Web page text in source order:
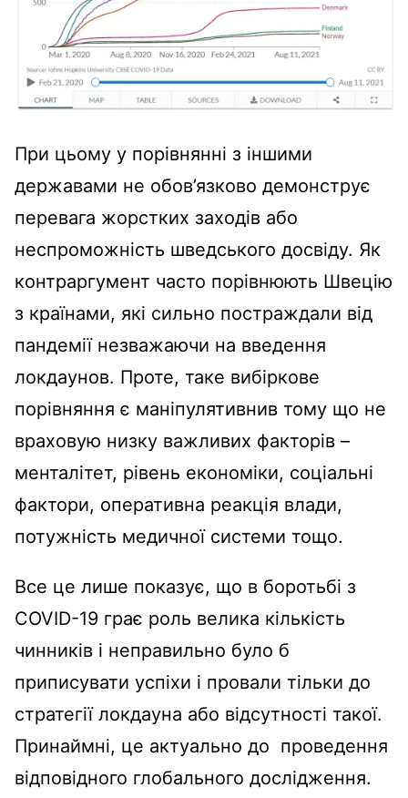
При цьому у порівнянні з іншими
державами не обов’язково демонструє
перевага жорстких заходів або
неспроможність шведського досвіду. Як
контраргумент часто порівнюють Швецію
з країнами, які сильно постраждали від
пандемії незважаючи на введення
локдаунов. Проте, таке вибіркове
порівняння є маніпулятивнив тому що не
враховую низку важливих факторів –
менталітет, рівень економіки, соціальні
фактори, оперативна реакція влади,
потужність медичної системи тощо.
Все це лише показує, що в боротьбі з
COVID-19 грає роль велика кількість
чинників і неправильно було б
приписувати успіхи і провали тільки до
стратегії локдауна або відсутності такої.
Принаймні, це актуально до проведення
відповідного глобального дослідження.